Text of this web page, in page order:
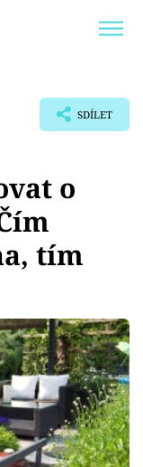
SDÍLET
o
tím